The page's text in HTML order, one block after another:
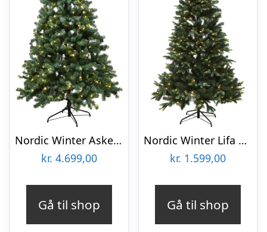
Nordic Winter Aske kunstigt juletræ med lys, 300 x 188 cm
kr. 4.699,00
Gå til shop
Nordic Winter Lifa kunstigt juletræ med lys, 180 x 122 cm
kr. 1.599,00
Gå til shop